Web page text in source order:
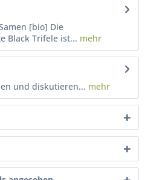
[bio] Die
Black Trifele ist... mehr
und diskutieren... mehr